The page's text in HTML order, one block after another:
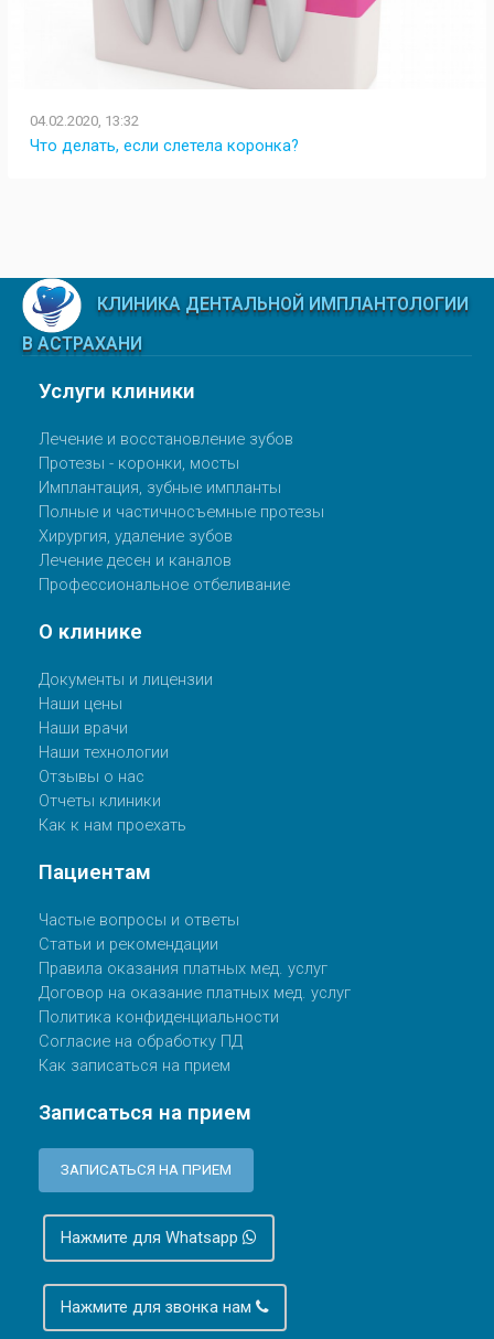
04.02.2020, 13:32
Что делать, если слетела коронка?
КЛИНИКА ДЕНТАЛЬНОЙ ИМПЛАНТОЛОГИИ
В АСТРАХАНИ
Услуги клиники
Лечение и восстановление зубов
Протезы - коронки, мосты
Имплантация, зубные импланты
Полные и частичносъемные протезы
Хирургия, удаление зубов
Лечение десен и каналов
Профессиональное отбеливание
О клинике
Документы и лицензии
Наши цены
Наши врачи
Наши технологии
Отзывы о нас
Отчеты клиники
Как к нам проехать
Пациентам
Частые вопросы и ответы
Статьи и рекомендации
Правила оказания платных мед. услуг
Договор на оказание платных мед. услуг
Политика конфиденциальности
Согласие на обработку ПД
Как записаться на прием
Записаться на прием
ЗАПИСАТЬСЯ НА ПРИЕМ
Нажмите для Whatsapp
Нажмите для звонка нам